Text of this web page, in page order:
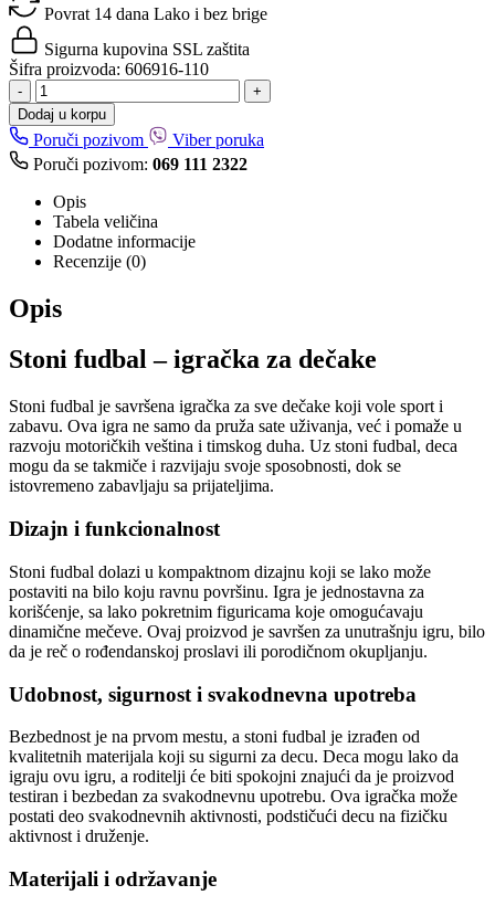
Povrat 14 dana Lako i bez brige
Sigurna kupovina SSL zaštita
Šifra proizvoda: 606916-110
-
+
Dodaj u korpu
Poruči pozivom
Viber poruka
Poruči pozivom: 069 111 2322
Opis
Tabela veličina
Dodatne informacije
Recenzije (0)
Opis
Stoni fudbal – igračka za dečake
Stoni fudbal je savršena igračka za sve dečake koji vole sport i
zabavu. Ova igra ne samo da pruža sate uživanja, već i pomaže u
razvoju motoričkih veština i timskog duha. Uz stoni fudbal, deca
mogu da se takmiče i razvijaju svoje sposobnosti, dok se
istovremeno zabavljaju sa prijateljima.
Dizajn i funkcionalnost
Stoni fudbal dolazi u kompaktnom dizajnu koji se lako može
postaviti na bilo koju ravnu površinu. Igra je jednostavna za
korišćenje, sa lako pokretnim figuricama koje omogućavaju
dinamične mečeve. Ovaj proizvod je savršen za unutrašnju igru, bilo
da je reč o rođendanskoj proslavi ili porodičnom okupljanju.
Udobnost, sigurnost i svakodnevna upotreba
Bezbednost je na prvom mestu, a stoni fudbal je izrađen od
kvalitetnih materijala koji su sigurni za decu. Deca mogu lako da
igraju ovu igru, a roditelji će biti spokojni znajući da je proizvod
testiran i bezbedan za svakodnevnu upotrebu. Ova igračka može
postati deo svakodnevnih aktivnosti, podstičući decu na fizičku
aktivnost i druženje.
Materijali i održavanje